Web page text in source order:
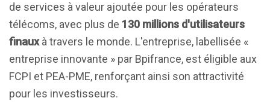
de services à valeur ajoutée pour les opérateurs
télécoms, avec plus de 130 millions d'utilisateurs
finauxà travers le monde. L'entreprise, labellisée «
entreprise innovante » par Bpifrance, est éligible aux
FCPI et PEA-PME, renforçant ainsi son attractivité
pour les investisseurs.